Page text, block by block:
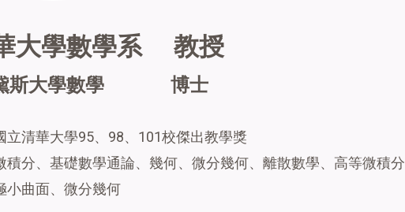
大學數學系 教授
黛斯大學數學 博士
立清華大學95、98、101校傑出教學獎
積分、基礎數學通論、幾何、微分幾何、離散數學、高等微積分
小曲面、微分幾何